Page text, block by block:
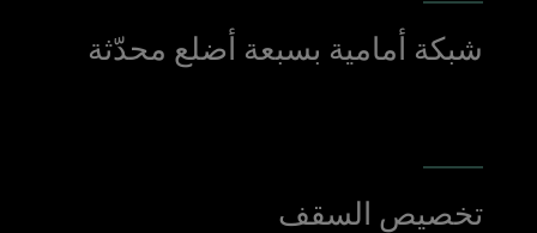
شبكة أمامية بسبعة أضلع محدّثة
تخصيص السقف